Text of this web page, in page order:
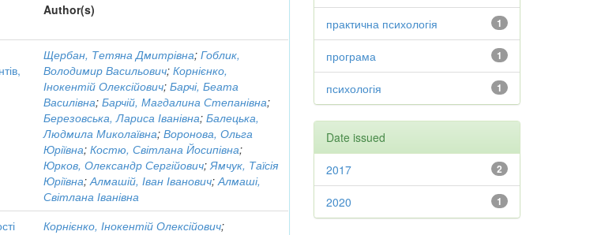
Author(s)
Щербан, Тетяна Дмитрівна;Гоблик,
Володимир Васильович;Корнієнко,
Інокентій Олексійович;Барчі, Беата
Василівна;Барчій, Магдалина Степанівна;
Березовська, Лариса Іванівна;Балецька,
Людмила Миколаївна;Воронова, Ольга
Юріївна;Костю, Світлана Йосипівна;
Юрков, Олександр Сергійович;Ямчук, Таїсія
Юріївна;Алмашій, Іван Іванович;Алмаші,
Світлана Іванівна
Корнієнко, Інокентій Олексійович;
1
практична психологія
1
програма
1
психологія
Date issued
2
2017
1
2020